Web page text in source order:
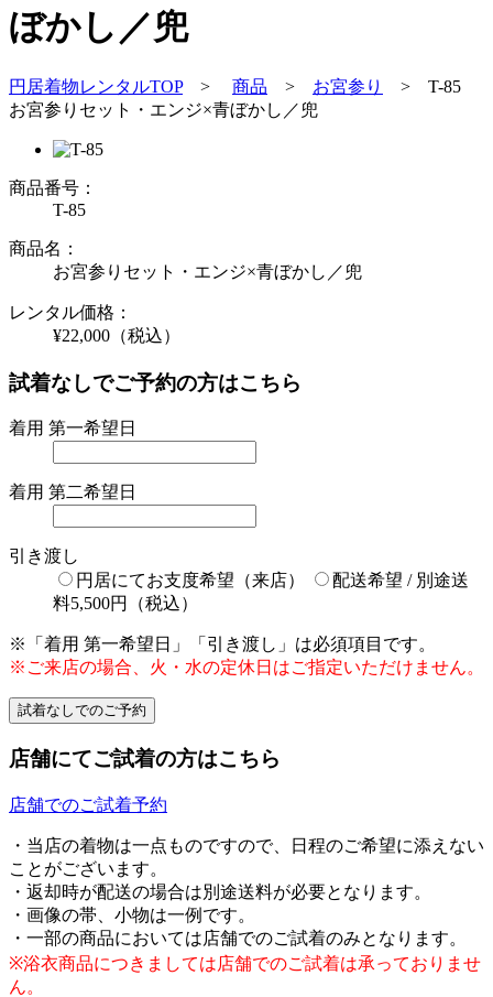
ぼかし／兜
円居着物レンタルTOP> 商品 > お宮参り > T-85
お宮参りセット・エンジ×青ぼかし／兜
商品番号：
T-85
商品名：
お宮参りセット・エンジ×青ぼかし／兜
レンタル価格：
¥22,000 （税込）
試着なしでご予約の方はこちら
着用 第一希望日
着用 第二希望日
引き渡し
円居にてお支度希望（来店）
配送希望 / 別途送
料5,500円（税込）
※「着用 第一希望日」「引き渡し」は必須項目です。
※ご来店の場合、火・水の定休日はご指定いただけません。
店舗にてご試着の方はこちら
店舗でのご試着予約
・当店の着物は一点ものですので、日程のご希望に添えない
ことがございます。
・返却時が配送の場合は別途送料が必要となります。
・画像の帯、小物は一例です。
・一部の商品においては店舗でのご試着のみとなります。
※浴衣商品につきましては店舗でのご試着は承っておりませ
ん。